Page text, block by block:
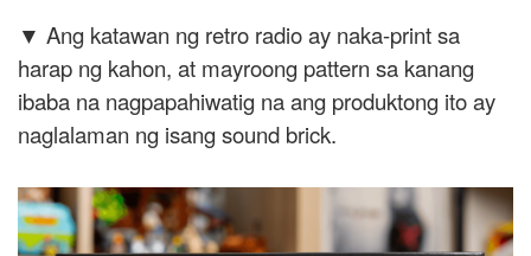
▼ Ang katawan ng retro radio ay naka-print sa
harap ng kahon, at mayroong pattern sa kanang
ibaba na nagpapahiwatig na ang produktong ito ay
naglalaman ng isang sound brick.